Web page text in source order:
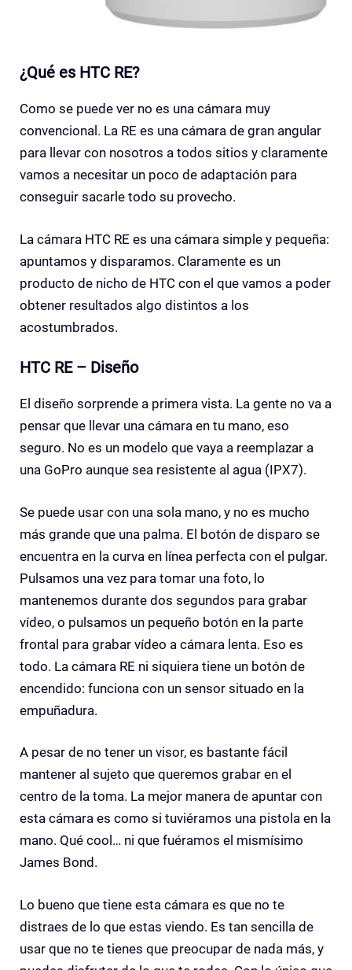
¿Qué es HTC RE?
Como se puede ver no es una cámara muy
convencional. La RE es una cámara de gran angular
para llevar con nosotros a todos sitios y claramente
vamos a necesitar un poco de adaptación para
conseguir sacarle todo su provecho.
La cámara HTC RE es una cámara simple y pequeña:
apuntamos y disparamos. Claramente es un
producto de nicho de HTC con el que vamos a poder
obtener resultados algo distintos a los
acostumbrados.
HTC RE – Diseño
El diseño sorprende a primera vista. La gente no va a
pensar que llevar una cámara en tu mano, eso
seguro. No es un modelo que vaya a reemplazar a
una GoPro aunque sea resistente al agua (IPX7).
Se puede usar con una sola mano, y no es mucho
más grande que una palma. El botón de disparo se
encuentra en la curva en línea perfecta con el pulgar.
Pulsamos una vez para tomar una foto, lo
mantenemos durante dos segundos para grabar
vídeo, o pulsamos un pequeño botón en la parte
frontal para grabar vídeo a cámara lenta. Eso es
todo. La cámara RE ni siquiera tiene un botón de
encendido: funciona con un sensor situado en la
empuñadura.
A pesar de no tener un visor, es bastante fácil
mantener al sujeto que queremos grabar en el
centro de la toma. La mejor manera de apuntar con
esta cámara es como si tuviéramos una pistola en la
mano. Qué cool… ni que fuéramos el mismísimo
James Bond.
Lo bueno que tiene esta cámara es que no te
distraes de lo que estas viendo. Es tan sencilla de
usar que no te tienes que preocupar de nada más, y